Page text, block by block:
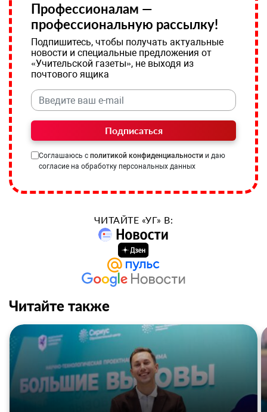
Профессионалам —
профессиональную рассылку!
Подпишитесь, чтобы получать актуальные
новости и специальные предложения от
«Учительской газеты», не выходя из
почтового ящика
Подписаться
Соглашаюсь с политикой конфиденциальности и даю
согласие на обработку персональных данных
ЧИТАЙТЕ «УГ» В:
Читайте также